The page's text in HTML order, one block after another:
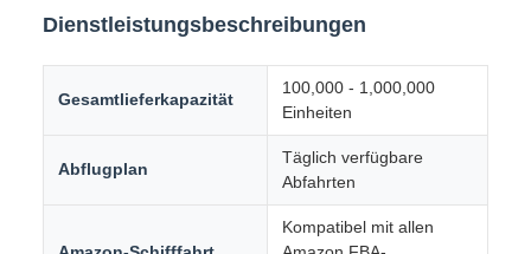
Dienstleistungsbeschreibungen
Gesamtlieferkapazität
100,000 - 1,000,000
Einheiten
Abflugplan
Täglich verfügbare
Abfahrten
Kompatibel mit allen